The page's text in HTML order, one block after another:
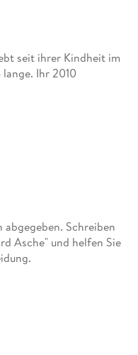
seit ihrer Kindheit im
Ihr 2010
Außerdem
in über 30
ehrenhalber ernannt.
abgegeben. Schreiben
Asche" und helfen Sie